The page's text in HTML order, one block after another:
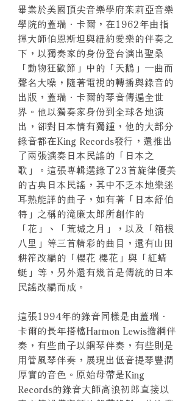
畢業於美國頂尖音樂學府茱莉亞音樂
學院的蓋瑞．卡爾，在1962年由指
揮大師伯恩斯坦與紐約愛樂的伴奏之
下，以獨奏家的身份登台演出聖桑
「動物狂歡節」中的「天鵝」一曲而
聲名大噪，隨著電視的轉播與錄音的
出版，蓋瑞．卡爾的琴音傳遍全世
界。他以獨奏家身份到全球各地演
出，卻對日本情有獨鍾，他的大部分
錄音都在King Records發行，還推出
了兩張演奏日本民謠的「日本之
歌」。這張專輯選錄了23首旋律優美
的古典日本民謠，其中不乏本地樂迷
耳熟能詳的曲子，如有著「日本舒伯
特」之稱的滝廉太郎所創作的
「花」、「荒城之月」，以及「箱根
八里」等三首精彩的曲目，還有山田
耕筰改編的「櫻花 櫻花」與「紅蜻
蜓」等，另外還有幾首是傳統的日本
民謠改編而成。
這張1994年的錄音同樣是由蓋瑞．
卡爾的長年搭檔Harmon Lewis擔綱伴
奏，有些曲子以鋼琴伴奏，有些則是
用管風琴伴奏，展現出低音提琴豐潤
厚實的音色。原始母帶是King
Records的錄音大師高浪初郎直接以